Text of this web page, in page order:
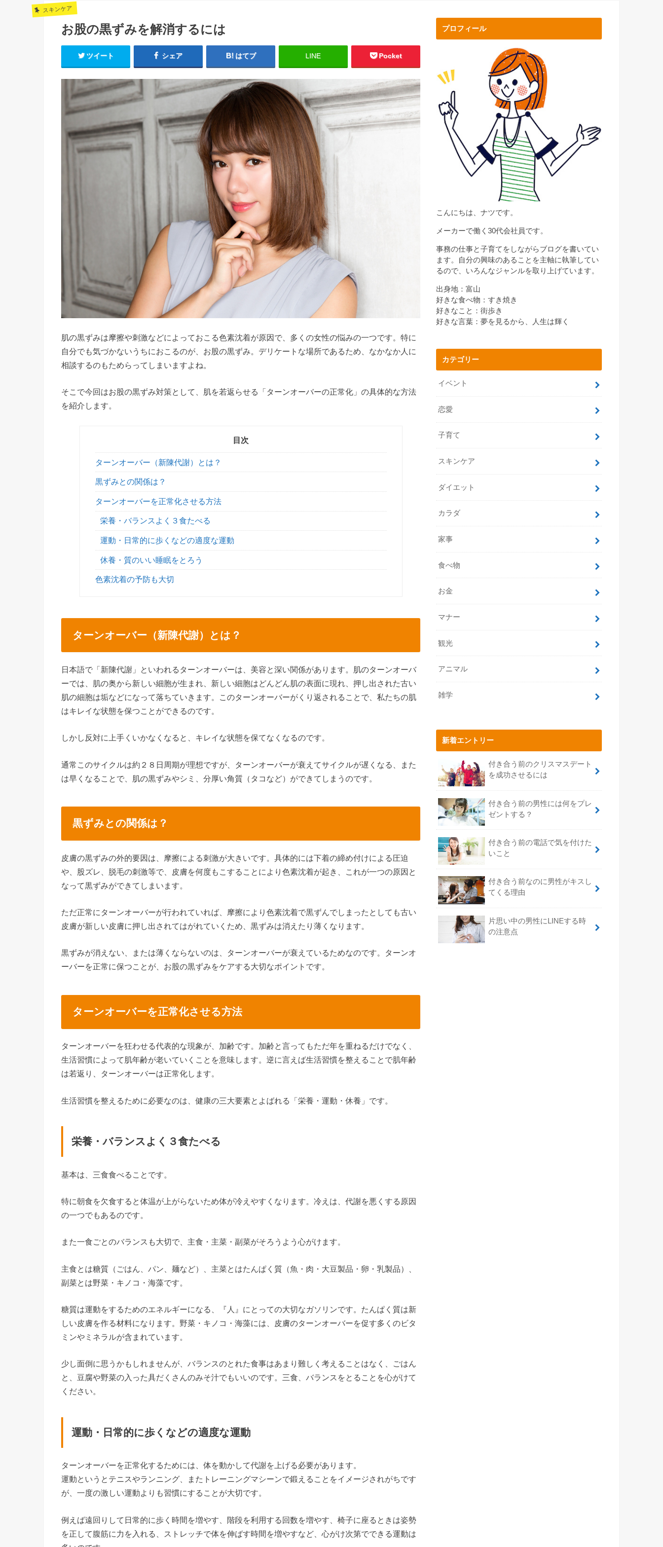
スキンケア
お股の黒ずみを解消するには
ツイート シェア はてブ LINE Pocket
肌の黒ずみは摩擦や刺激などによっておこる色素沈着が原因で、多くの女性の悩みの一つです。特に
自分でも気づかないうちにおこるのが、お股の黒ずみ。デリケートな場所であるため、なかなか人に
相談するのもためらってしまいますよね。
そこで今回はお股の黒ずみ対策として、肌を若返らせる「ターンオーバーの正常化」の具体的な方法
を紹介します。
目次
ターンオーバー（新陳代謝）とは？
黒ずみとの関係は？
ターンオーバーを正常化させる方法
栄養・バランスよく３食たべる
運動・日常的に歩くなどの適度な運動
休養・質のいい睡眠をとろう
色素沈着の予防も大切
ターンオーバー（新陳代謝）とは？
日本語で「新陳代謝」といわれるターンオーバーは、美容と深い関係があります。肌のターンオーバ
ーでは、肌の奥から新しい細胞が生まれ、新しい細胞はどんどん肌の表面に現れ、押し出された古い
肌の細胞は垢などになって落ちていきます。このターンオーバーがくり返されることで、私たちの肌
はキレイな状態を保つことができるのです。
しかし反対に上手くいかなくなると、キレイな状態を保てなくなるのです。
通常このサイクルは約２８日周期が理想ですが、ターンオーバーが衰えてサイクルが遅くなる、また
は早くなることで、肌の黒ずみやシミ、分厚い角質（タコなど）ができてしまうのです。
黒ずみとの関係は？
皮膚の黒ずみの外的要因は、摩擦による刺激が大きいです。具体的には下着の締め付けによる圧迫
や、股ズレ、脱毛の刺激等で、皮膚を何度もこすることにより色素沈着が起き、これが一つの原因と
なって黒ずみができてしまいます。
ただ正常にターンオーバーが行われていれば、摩擦により色素沈着で黒ずんでしまったとしても古い
皮膚が新しい皮膚に押し出されてはがれていくため、黒ずみは消えたり薄くなります。
黒ずみが消えない、または薄くならないのは、ターンオーバーが衰えているためなのです。ターンオ
ーバーを正常に保つことが、お股の黒ずみをケアする大切なポイントです。
ターンオーバーを正常化させる方法
ターンオーバーを狂わせる代表的な現象が、加齢です。加齢と言ってもただ年を重ねるだけでなく、
生活習慣によって肌年齢が老いていくことを意味します。逆に言えば生活習慣を整えることで肌年齢
は若返り、ターンオーバーは正常化します。
生活習慣を整えるために必要なのは、健康の三大要素とよばれる「栄養・運動・休養」です。
栄養・バランスよく３食たべる
基本は、三食食べることです。
特に朝食を欠食すると体温が上がらないため体が冷えやすくなります。冷えは、代謝を悪くする原因
の一つでもあるのです。
また一食ごとのバランスも大切で、主食・主菜・副菜がそろうよう心がけます。
主食とは糖質（ごはん、パン、麺など）、主菜とはたんぱく質（魚・肉・大豆製品・卵・乳製品）、
副菜とは野菜・キノコ・海藻です。
糖質は運動をするためのエネルギーになる、『人』にとっての大切なガソリンです。たんぱく質は新
しい皮膚を作る材料になります。野菜・キノコ・海藻には、皮膚のターンオーバーを促す多くのビタ
ミンやミネラルが含まれています。
少し面倒に思うかもしれませんが、バランスのとれた食事はあまり難しく考えることはなく、ごはん
と、豆腐や野菜の入った具だくさんのみそ汁でもいいのです。三食、バランスをとることを心がけて
ください。
運動・日常的に歩くなどの適度な運動
ターンオーバーを正常化するためには、体を動かして代謝を上げる必要があります。
運動というとテニスやランニング、またトレーニングマシーンで鍛えることをイメージされがちです
が、一度の激しい運動よりも習慣にすることが大切です。
例えば遠回りして日常的に歩く時間を増やす、階段を利用する回数を増やす、椅子に座るときは姿勢
を正して腹筋に力を入れる、ストレッチで体を伸ばす時間を増やすなど、心がけ次第でできる運動は
プロフィール
こんにちは、ナツです。
メーカーで働く30代会社員です。
事務の仕事と子育てをしながらブログを書いてい
ます。自分の興味のあることを主軸に執筆してい
るので、いろんなジャンルを取り上げています。
出身地：富山
好きな食べ物：すき焼き
好きなこと：街歩き
好きな言葉：夢を見るから、人生は輝く
カテゴリー
イベント
恋愛
子育て
スキンケア
ダイエット
カラダ
家事
食べ物
お金
マナー
観光
アニマル
雑学
新着エントリー
付き合う前のクリスマスデート
を成功させるには
付き合う前の男性には何をプレ
ゼントする？
付き合う前の電話で気を付けた
いこと
付き合う前なのに男性がキスし
てくる理由
片思い中の男性にLINEする時
の注意点